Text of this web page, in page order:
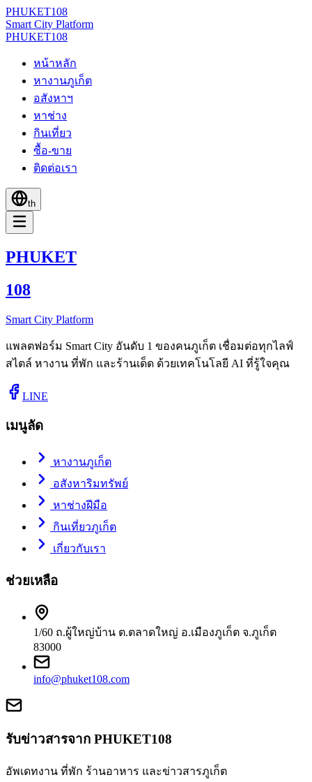
PHUKET108
Smart City Platform
PHUKET108
หน้าหลัก
หางานภูเก็ต
อสังหาฯ
หาช่าง
กินเที่ยว
ซื้อ-ขาย
ติดต่อเรา
th
PHUKET
108
Smart City Platform
แพลตฟอร์ม Smart City อันดับ 1 ของคนภูเก็ต เชื่อมต่อทุกไลฟ์
สไตล์ หางาน ที่พัก และร้านเด็ด ด้วยเทคโนโลยี AI ที่รู้ใจคุณ
LINE
เมนูลัด
หางานภูเก็ต
อสังหาริมทรัพย์
หาช่างฝีมือ
กินเที่ยวภูเก็ต
เกี่ยวกับเรา
ช่วยเหลือ
1/60 ถ.ผู้ใหญ่บ้าน ต.ตลาดใหญ่ อ.เมืองภูเก็ต จ.ภูเก็ต
83000
info@phuket108.com
รับข่าวสารจาก PHUKET108
อัพเดทงาน ที่พัก ร้านอาหาร และข่าวสารภูเก็ต